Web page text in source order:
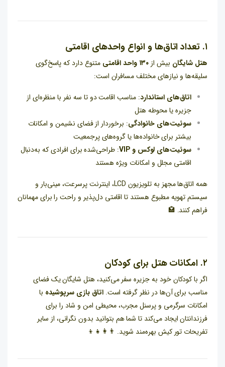
۱. تعداد اتاق‌ها و انواع واحدهای اقامتی
هتل شایگان بیش از۱۳۰ واحد اقامتی
متنوع دارد که پاسخ‌گوی
سلیقه‌ها و نیازهای مختلف مسافران است:
اتاق‌های استاندارد: مناسب اقامت دو تا سه نفر با منظره‌ای از
جزیره یا محوطه هتل
سوئیت‌های خانوادگی: برخوردار از فضای نشیمن و امکانات
بیشتر برای خانواده‌ها یا گروه‌های پرجمعیت
سوئیت‌های لوکس و VIP
: طراحی‌شده برای افرادی که به‌دنبال
اقامتی مجلل و امکانات ویژه هستند
همه اتاق‌ها مجهز به تلویزیون LCD، اینترنت پرسرعت، مینی‌بار و
سیستم تهویه مطبوع هستند تا اقامتی دل‌پذیر و راحت را برای مهمانان
فراهم کنند. 🏩
۲. امکانات هتل برای کودکان
اگر با کودکان خود به جزیره سفر می‌کنید، هتل شایگان یک فضای
مناسب برای آن‌ها در نظر گرفته است.اتاق بازی سرپوشیده با
امکانات سرگرمی و پرسنل مجرب، محیطی امن و شاد را برای
فرزندانتان ایجاد می‌کند تا شما هم بتوانید بدون نگرانی، از سایر
تفریحات تور کیش بهره‌مند شوید. 👨‍👩‍👧‍👦